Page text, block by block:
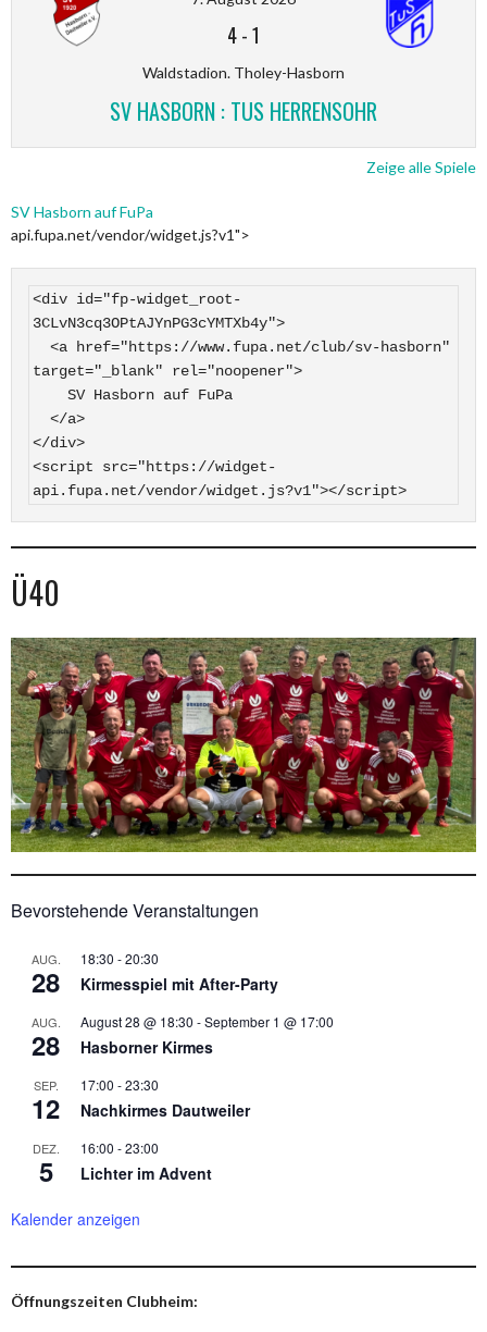
4-1
Waldstadion. Tholey-Hasborn
SV HASBORN : TUS HERRENSOHR
Zeige alle Spiele
SV Hasborn auf FuPa
api.fupa.net/vendor/widget.js?v1">
<div id="fp-widget_root-
3CLvN3cq3OPtAJYnPG3cYMTXb4y">
target="_blank" rel="noopener">
</div>
<script src="https://widget-
api.fupa.net/vendor/widget.js?v1"></script>
Ü40
Bevorstehende Veranstaltungen
AUG.
28
18:30 -20:30
Kirmesspiel mit After-Party
AUG.
28
August 28 @ 18:30 -September 1 @ 17:00
Hasborner Kirmes
SEP.
12
17:00 -23:30
Nachkirmes Dautweiler
DEZ.
5
16:00 -23:00
Lichter im Advent
Kalender anzeigen
Öffnungszeiten Clubheim: